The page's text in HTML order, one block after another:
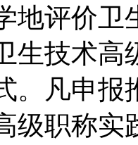
地评价卫
生技术高
。凡申报
级职称实